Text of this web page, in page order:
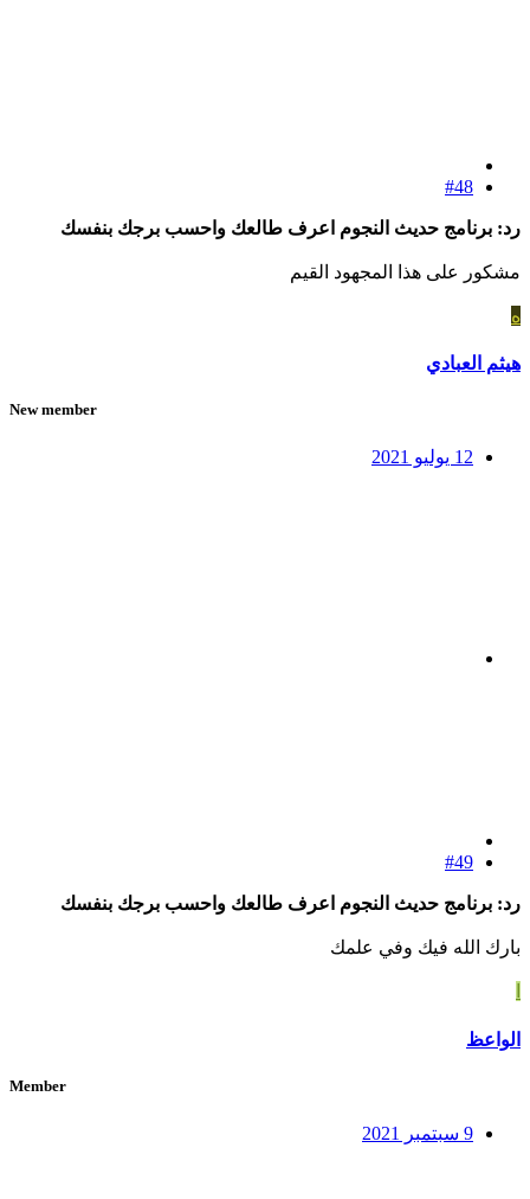
#48
رد: برنامج حديث النجوم اعرف طالعك واحسب برجك بنفسك
مشكور على هذا المجهود القيم
ه
هيثم العبادي
New member
12 يوليو 2021
#49
رد: برنامج حديث النجوم اعرف طالعك واحسب برجك بنفسك
بارك الله فيك وفي علمك
الواعظ
Member
9 سبتمبر 2021